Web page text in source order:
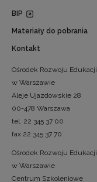
BIP
Materiały do pobrania
Kontakt
Ośrodek Rozwoju Edukacji
w Warszawie
Aleje Ujazdowskie 28
00-478 Warszawa
tel. 22 345 37 00
fax 22 345 37 70
Ośrodek Rozwoju Edukacji
w Warszawie
Centrum Szkoleniowe